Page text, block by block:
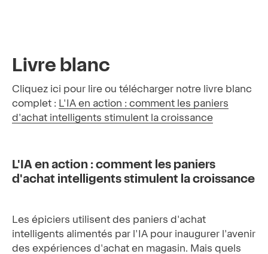
Livre blanc
Cliquez ici pour lire ou télécharger notre livre blanc
complet : L'IA en action : comment les paniers
d'achat intelligents stimulent la croissance
L'IA en action : comment les paniers
d'achat intelligents stimulent la croissance
Les épiciers utilisent des paniers d'achat
intelligents alimentés par l'IA pour inaugurer l'avenir
des expériences d'achat en magasin. Mais quels